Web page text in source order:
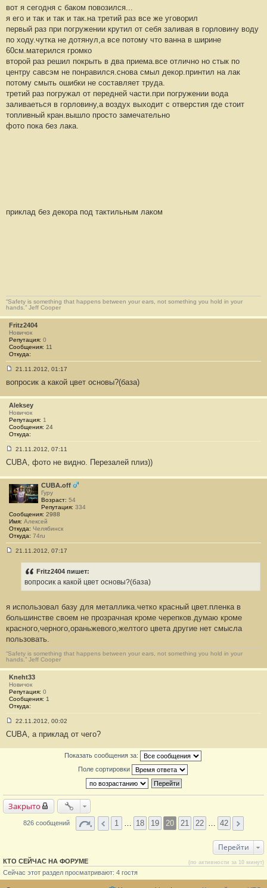
о
б
щ
е
н
и
#
3
6
вот я сегодня с баком повозился...
я его и так и так и так.на третий раз все же уговорил
первый раз при погружении крутил от себя заливая в горловину воду
по ходу.чутка не дотянул,а все потому что ванна в ширине
60см.матерился громко
второй раз решил покрыть в два приема.все отлично но стык по
центру савсэм не понравился.снова смыл декор.принтил на лак
потому смыть ошибки не составляет труда.
третий раз погружал от передней части.при погружении вода
заливаеться в горловину,а воздух выходит с отверстия где стоит
топливный кран.вышло просто замечательно
фото пока без лака.
приклад без декора под тактильным лаком
“Safety is something that happens between your ears, not something you hold in your
hands.” Jeff Cooper
Fritz2404
Новичок
Репутация: 0
Сообщения: 11
Откуда:
о
б
щ
е
и
е
9
7
21.11.2012, 01:17
вопросик а какой цвет основы?(база)
Aleksey
Новичок
Репутация: 1
Сообщения: 24
Откуда:
б
щ
е
н
и
е
#
3
9
21.11.2012, 07:11
CUBA, фото не видно. Перезалей плиз))
CUBA.off
Гуру
Возраст: 54
Репутация: 334
Сообщения: 2988
Имя: Алексей
Откуда: Челябинск
Откуда: 74ru
и
#
3
9
21.11.2012, 07:17
Fritz2404 пишет:
вопросик а какой цвет основы?(база)
я использовал базу для металлика.четко красный цвет.пленка в
большинстве своем не прозрачная кроме черепков.думаю кроме
красного,черного,ораньжевого,желтого цвета другие нет смысла
пользовать.
“Safety is something that happens between your ears, not something you hold in your
hands.” Jeff Cooper
Kneht33
Новичок
Репутация: 0
Сообщения: 1
Откуда:
б
4
0
0
22.11.2012, 00:02
CUBA, а приклад от чего?
Показать сообщения за:
Поле сортировки
Закрыто
826 сообщений 1 … 18 19 20 21 22 … 42
Перейти
КТО СЕЙЧАС НА ФОРУМЕ (по активности за 10 минут)
Сейчас этот раздел просматривают: 4 гостя